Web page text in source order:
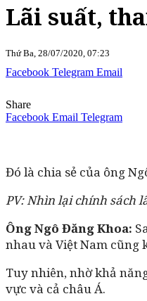
Lãi suất,
Thứ Ba, 28/07/2020, 07:23
Facebook Telegram Email
Share
Facebook Email Telegram
Đó là chia sẻ của ông
PV: Nhìn lại chính sách
Ông Ngô Đăng Khoa:
nhau và Việt Nam cũng
Tuy nhiên, nhờ khả
vực và cả châu Á.